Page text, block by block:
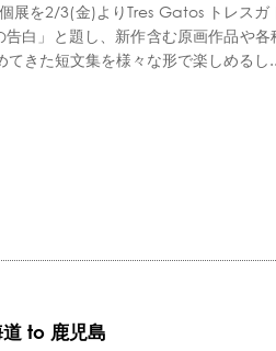
展を2/3(金)よりTres Gatos トレスガ
白」と題し、新作含む原画作品や
きた短文集を様々な形で楽しめるし
to 鹿児島